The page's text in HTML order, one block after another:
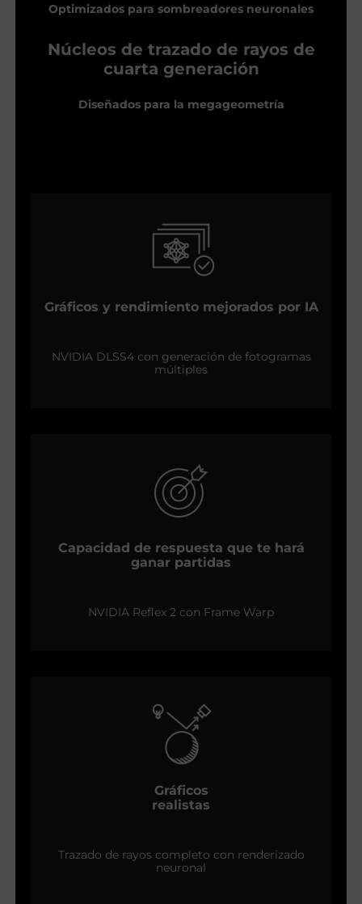
Optimizados para sombreadores neuronales
Núcleos de trazado de rayos de
cuarta generación
Diseñados para la megageometría
Gráficos y rendimiento mejorados por IA
NVIDIA DLSS4 con generación de fotogramas
múltiples
Capacidad de respuesta que te hará
ganar partidas
NVIDIA Reflex 2 con Frame Warp
Gráficos
realistas
Trazado de rayos completo con renderizado
neuronal